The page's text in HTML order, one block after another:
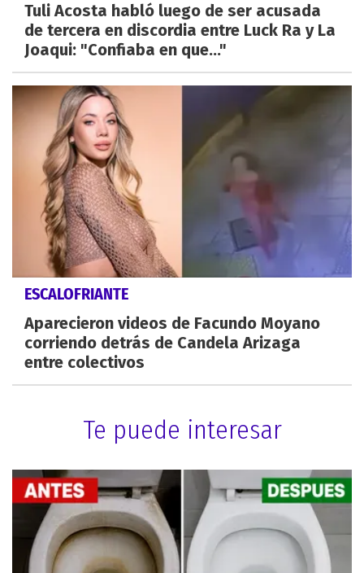
Tuli Acosta habló luego de ser acusada
de tercera en discordia entre Luck Ra y La
Joaqui: "Confiaba en que..."
ESCALOFRIANTE
Aparecieron videos de Facundo Moyano
corriendo detrás de Candela Arizaga
entre colectivos
Te puede interesar